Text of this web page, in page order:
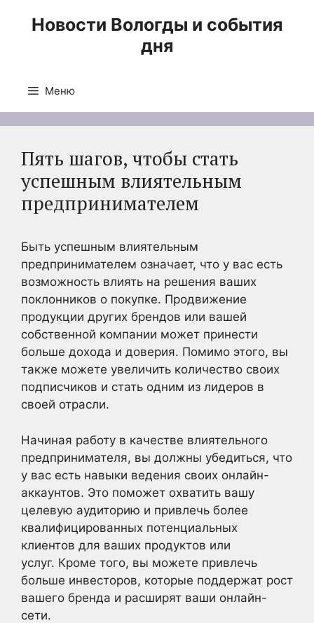
Новости Вологды и события
дня
Меню
Пять шагов, чтобы стать
успешным влиятельным
предпринимателем
Быть успешным влиятельным
предпринимателем означает, что у вас есть
возможность влиять на решения ваших
поклонников о покупке. Продвижение
продукции других брендов или вашей
собственной компании может принести
больше дохода и доверия. Помимо этого, вы
также можете увеличить количество своих
подписчиков и стать одним из лидеров в
своей отрасли.
Начиная работу в качестве влиятельного
предпринимателя, вы должны убедиться, что
у вас есть навыки ведения своих онлайн-
аккаунтов. Это поможет охватить вашу
целевую аудиторию и привлечь более
квалифицированных потенциальных
клиентов для ваших продуктов или
услуг. Кроме того, вы можете привлечь
больше инвесторов, которые поддержат рост
вашего бренда и расширят ваши онлайн-
сети.